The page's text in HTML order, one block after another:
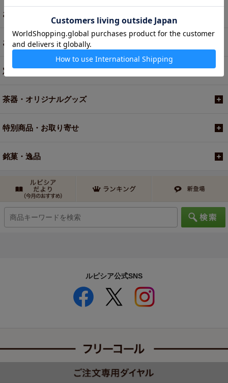
お菓子・食品・飲料
お買い得商品
定期便
茶器・オリジナルグッズ
特別商品・お取り寄せ
銘菓・逸品
ルピシア公式SNS